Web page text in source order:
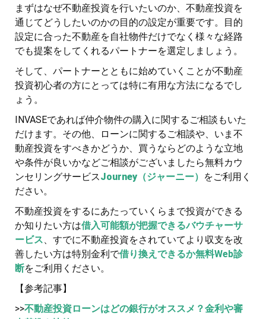
まずはなぜ不動産投資を行いたいのか、不動産投資を
通じてどうしたいのかの目的の設定が重要です。目的
設定に合った不動産を自社物件だけでなく様々な経路
でも提案をしてくれるパートナーを選定しましょう。
そして、パートナーとともに始めていくことが不動産
投資初心者の方にとっては特に有用な方法になるでし
ょう。
INVASEであれば仲介物件の購入に関するご相談もいた
だけます。その他、ローンに関するご相談や、いま不
動産投資をすべきかどうか、買うならどのような立地
や条件が良いかなどご相談がございましたら無料カウ
ンセリングサービスJourney （ジャーニー） をご利用く
ださい。
不動産投資をするにあたっていくらまで投資ができる
か知りたい方は借入可能額が把握できるバウチャーサ
ービス、すでに不動産投資をされていてより収支を改
善したい方は特別金利で借り換えできるか無料Web診
断をご利用ください。
【参考記事】
>>不動産投資ローンはどの銀行がオススメ？金利や審